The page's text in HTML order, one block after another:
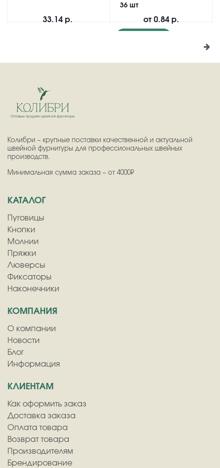
33.14 р.
36 шт
от 0.84 р.
Колибри – крупные поставки качественной и актуальной
швейной фурнитуры для профессиональных швейных
производств.
Минимальная сумма заказа – от 4000₽
КАТАЛОГ
Пуговицы
Кнопки
Молнии
Пряжки
Люверсы
Фиксаторы
Наконечники
КОМПАНИЯ
О компании
Новости
Блог
Информация
КЛИЕНТАМ
Как оформить заказ
Доставка заказа
Оплата товара
Возврат товара
Производителям
Брендирование